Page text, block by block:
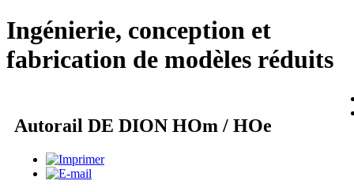
Ingénierie, conception et
fabrication de modèles réduits
Autorail DE DION HOm / HOe